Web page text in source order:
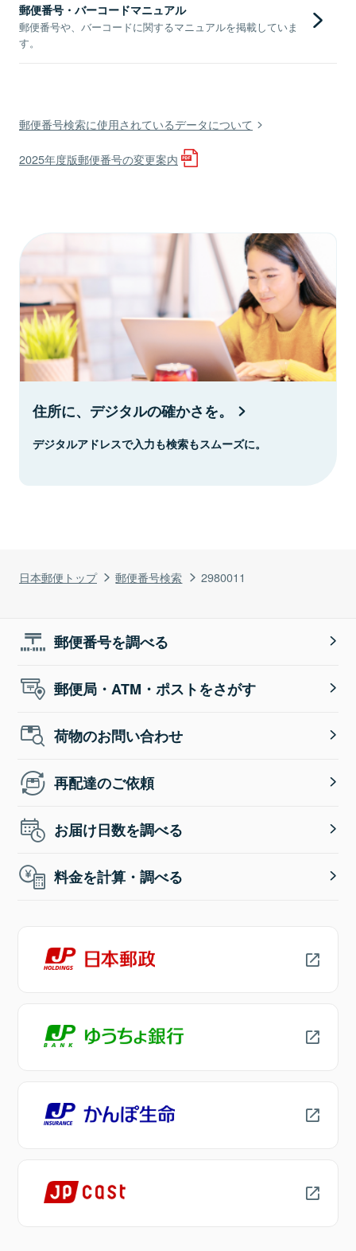
日本郵便トップ 郵便番号検索 2980011
郵便番号・バーコードマニュアル
郵便番号や、バーコードに関するマニュアルを掲載していま
す。
郵便番号検索に使用されているデータについて
2025年度版郵便番号の変更案内
住所に、デジタルの確かさを。
デジタルアドレスで入力も検索もスムーズに。
郵便番号を調べる
郵便局・ATM・ポストをさがす
荷物のお問い合わせ
再配達のご依頼
お届け日数を調べる
料金を計算・調べる